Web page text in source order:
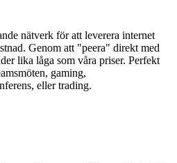
nätverk för att leverera internet
Genom att "peera" direkt med
lika låga som våra priser. Perfekt
gaming,
eller trading.